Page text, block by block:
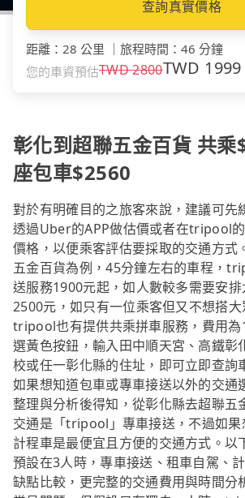
查詢真實價格
距離 ： 28 公里 旅程時間 ： 46 分鐘
您的車資預估TWD2800TWD 1999
彰化到超聯五金百貨 共
座包車$2560
對於有明確目的之旅客來說，建議可先
透過Uber的APP做估價或者在tripool
價格，以便乘客評估要採取的交通方式
五金百貨為例，45分鐘左右的車程，
送服務1900元起，如人數較多需要安
2500元，如只有一位乘客但又不想搭大
tripool也有提供共乘拼車服務，費用為
選黃色按鈕，輸入田中順天宮、高鐵彰
校或任一彰化縣的住址，即可立即查詢
如果想知道包車或專車接送以外的交通
整理與分析後得知，從彰化縣去超聯五
交通是「tripool」專車接送，不過如果
計程車是最便宜且方便的交通方式。以
預設在3人時，專車接送、租車自駕、
缺點比較，更完整的交通費用與時間分